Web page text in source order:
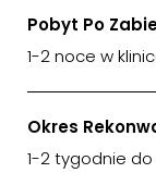
Pobyt Po
1-2 noce w
Okres
1-2 tygodnie